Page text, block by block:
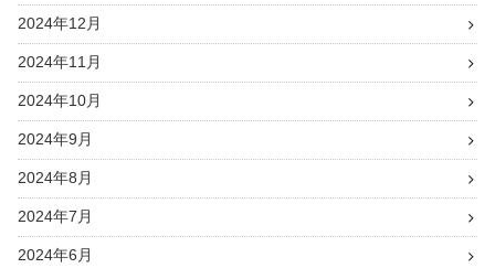
2024年12月
2024年11月
2024年10月
2024年9月
2024年8月
2024年7月
2024年6月